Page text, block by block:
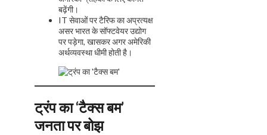
बढ़ेंगी।
IT सेवाओं पर टैरिफ का अप्रत्यक्ष
असर भारत के सॉफ्टवेयर उद्योग
पर पड़ेगा, खासकर अगर अमेरिकी
अर्थव्यवस्था धीमी होती है।
ट्रंप का ‘टैक्स बम’
जनता पर बोझ